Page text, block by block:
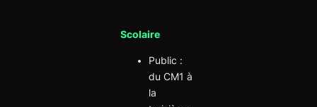
Scolaire
Public :
du CM1 à
la